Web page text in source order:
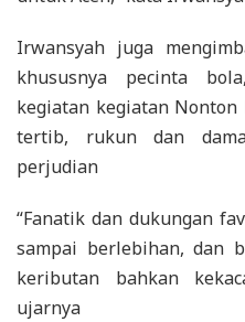
Irwansyah juga
khususnya pecinta
kegiatan kegiatan
tertib, rukun dan
perjudian
“Fanatik dan dukungan
sampai berlebihan, dan
keributan bahkan
ujarnya